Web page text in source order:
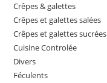
Crêpes & galettes
Crêpes et galettes salées
Crêpes et galettes sucrées
Cuisine Controlée
Divers
Féculents